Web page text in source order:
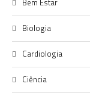
Biologia
Cardiologia
Ciência